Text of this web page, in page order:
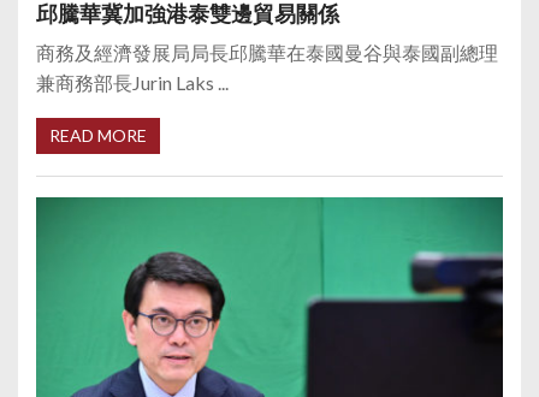
邱騰華冀加強港泰雙邊貿易關係
商務及經濟發展局局長邱騰華在泰國曼谷與泰國副總理
兼商務部長Jurin Laks ...
READ MORE